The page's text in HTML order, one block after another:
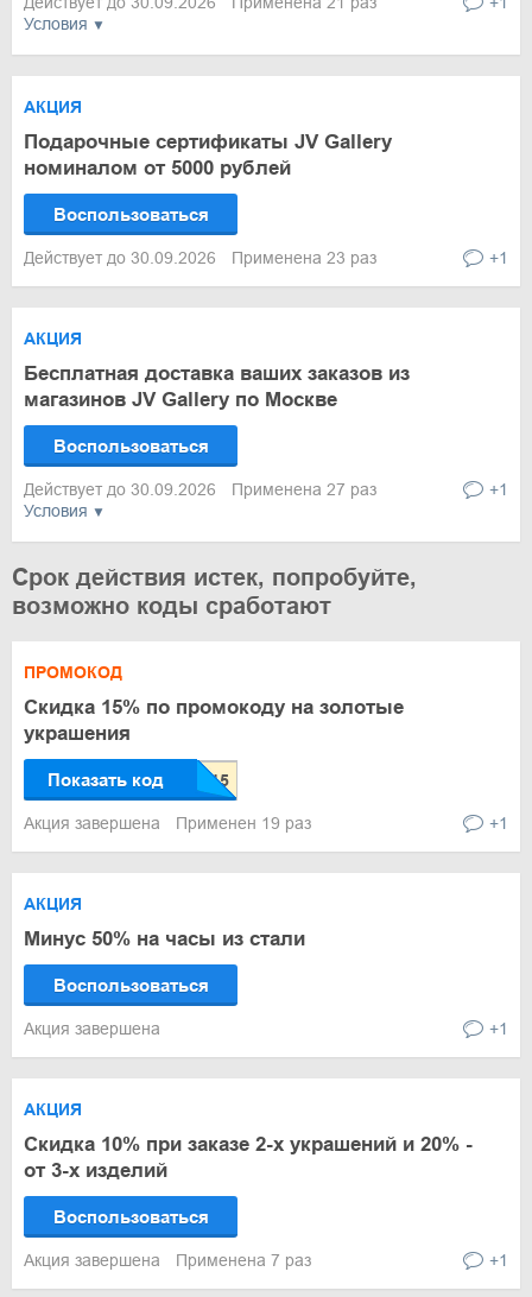
Условия
АКЦИЯ
Подарочные сертификаты JV Gallery
номиналом от 5000 рублей
Воспользоваться
Действует до 30.09.2026 Применена 23 раз +1
Условия
АКЦИЯ
Бесплатная доставка ваших заказов из
магазинов JV Gallery по Москве
Воспользоваться
Действует до 30.09.2026 Применена 27 раз +1
Срок действия истек, попробуйте,
возможно коды сработают
ПРОМОКОД
Скидка 15% по промокоду на золотые
украшения
Показать код
Акция завершена Применен 19 раз +1
АКЦИЯ
Минус 50% на часы из стали
Воспользоваться
Акция завершена +1
АКЦИЯ
Скидка 10% при заказе 2-х украшений и 20% -
от 3-х изделий
Воспользоваться
Акция завершена Применена 7 раз +1